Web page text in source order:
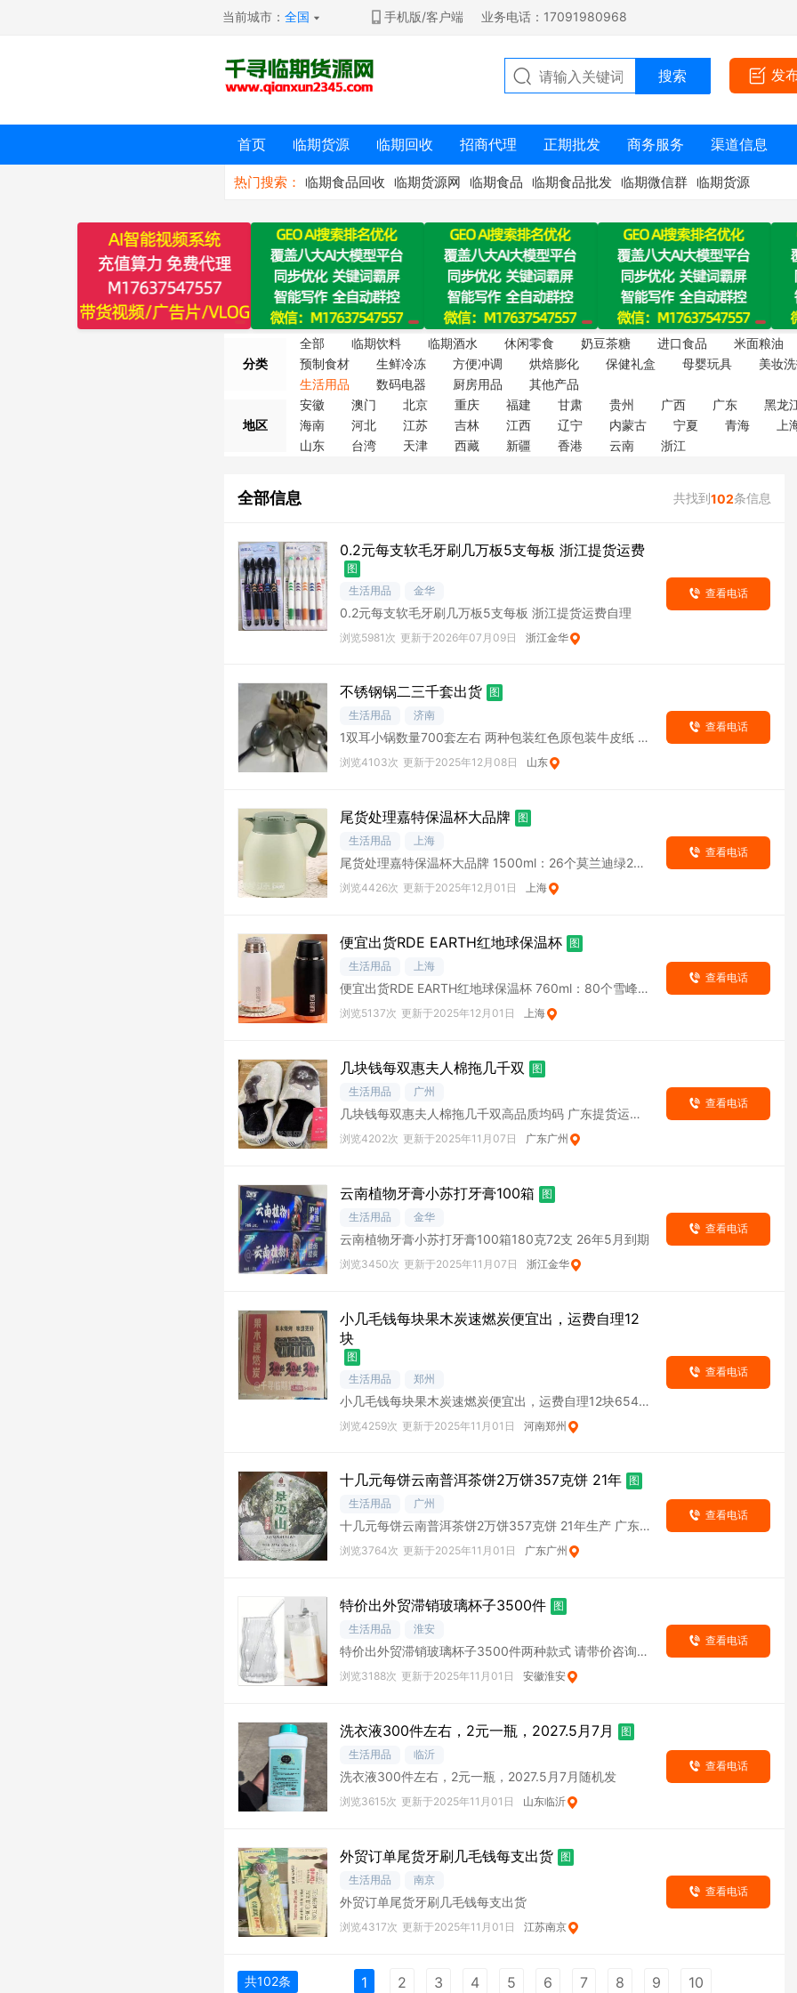
当前城市：全国 手机版/客户端 业务电话：17091980968
发
首页 临期货源 临期回收 招商代理 正期批发 商务服务 渠道信息
热门搜索： 临期食品回收 临期货源网 临期食品 临期食品批发 临期微信群 临期货源
分类
全部 临期饮料 临期酒水 休闲零食 奶豆茶糖 进口食品 米面粮油
预制食材
生鲜冷冻 方便冲调 烘焙膨化 保健礼盒 母婴玩具 美妆
生活用品
数码电器 厨房用品 其他产品
地区
安徽 澳门 北京 重庆 福建 甘肃 贵州 广西 广东 黑龙
海南
河北 江苏 吉林 江西 辽宁 内蒙古 宁夏 青海 上
山东
台湾 天津 西藏 新疆 香港 云南 浙江
全部信息 共找到102条信息
0.2元每支软毛牙刷几万板5支每板 浙江提货运费
图
生活用品
金华
0.2元每支软毛牙刷几万板5支每板 浙江提货运费自理
浏览5981次 更新于2026年07月09日 浙江金华
查看电话
不锈钢锅二三千套出货 图
生活用品
济南
1双耳小锅数量700套左右 两种包装红色原包装牛皮纸 2
单柄小奶锅数量200-300箱子 一个箱子为
浏览4103次 更新于2025年12月08日 山东
查看电话
尾货处理嘉特保温杯大品牌 图
生活用品
上海
尾货处理嘉特保温杯大品牌 1500ml：26个莫兰迪绿26
个米白 370ml：20个茱萸粉20个珍珠
浏览4426次 更新于2025年12月01日 上海
查看电话
便宜出货RDE EARTH红地球保温杯 图
生活用品
上海
便宜出货RDE EARTH红地球保温杯 760ml：80个雪峰白
80个火山岩黑 350ml：103个
浏览5137次 更新于2025年12月01日 上海
查看电话
几块钱每双惠夫人棉拖几千双
图
生活用品
广州
几块钱每双惠夫人棉拖几千双高品质均码 广东提货运费
自理
浏览4202次 更新于2025年11月07日 广东广州
查看电话
云南植物牙膏小苏打牙膏100箱
图
生活用品
金华
云南植物牙膏小苏打牙膏100箱180克72支 26年5月到期
浏览3450次 更新于2025年11月07日 浙江金华
查看电话
小几毛钱每块果木炭速燃炭便宜出，运费自理12
块
图
生活用品
郑州
小几毛钱每块果木炭速燃炭便宜出，运费自理12块654
盒；24
浏览4259次 更新于2025年11月01日 河南郑州
查看电话
十几元每饼云南普洱茶饼2万饼357克饼 21年 图
生活用品
广州
十几元每饼云南普洱茶饼2万饼357克饼 21年生产 广东
提货
浏览3764次 更新于2025年11月01日 广东广州
查看电话
特价出外贸滞销玻璃杯子3500件 图
生活用品
淮安
特价出外贸滞销玻璃杯子3500件两种款式 请带价咨询
安徽提
浏览3188次 更新于2025年11月01日 安徽淮安
查看电话
洗衣液300件左右，2元一瓶，2027.5月7月
图
生活用品
临沂
洗衣液300件左右，2元一瓶，2027.5月7月随机发
浏览3615次 更新于2025年11月01日 山东临沂
查看电话
外贸订单尾货牙刷几毛钱每支出货 图
生活用品
南京
外贸订单尾货牙刷几毛钱每支出货
浏览4317次 更新于2025年11月01日 江苏南京
查看电话
共102条 1 2 3 4 5 6 7 8 9 10